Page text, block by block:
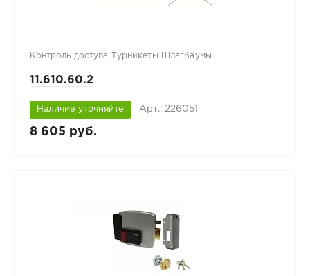
Контроль доступа Турникеты Шлагбаумы
11.610.60.2
Наличие уточняйте Арт.: 226051
8 605 руб.